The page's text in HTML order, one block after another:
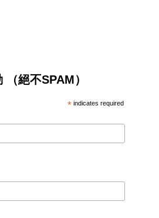
絕不SPAM）
* indicates required